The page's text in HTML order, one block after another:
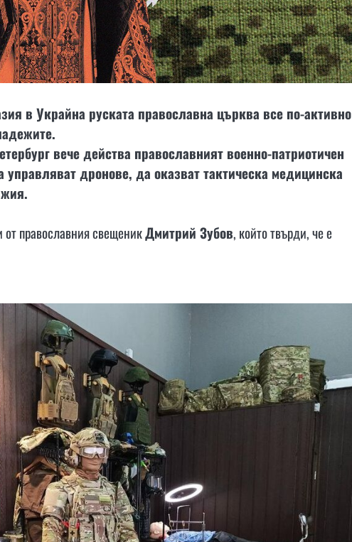
в Украйна руската православна църква все по-активно
вече действа православният военно-патриотичен
дронове, да оказват тактическа медицинска
от православния свещеникДмитрий Зубов, който твърди, че е